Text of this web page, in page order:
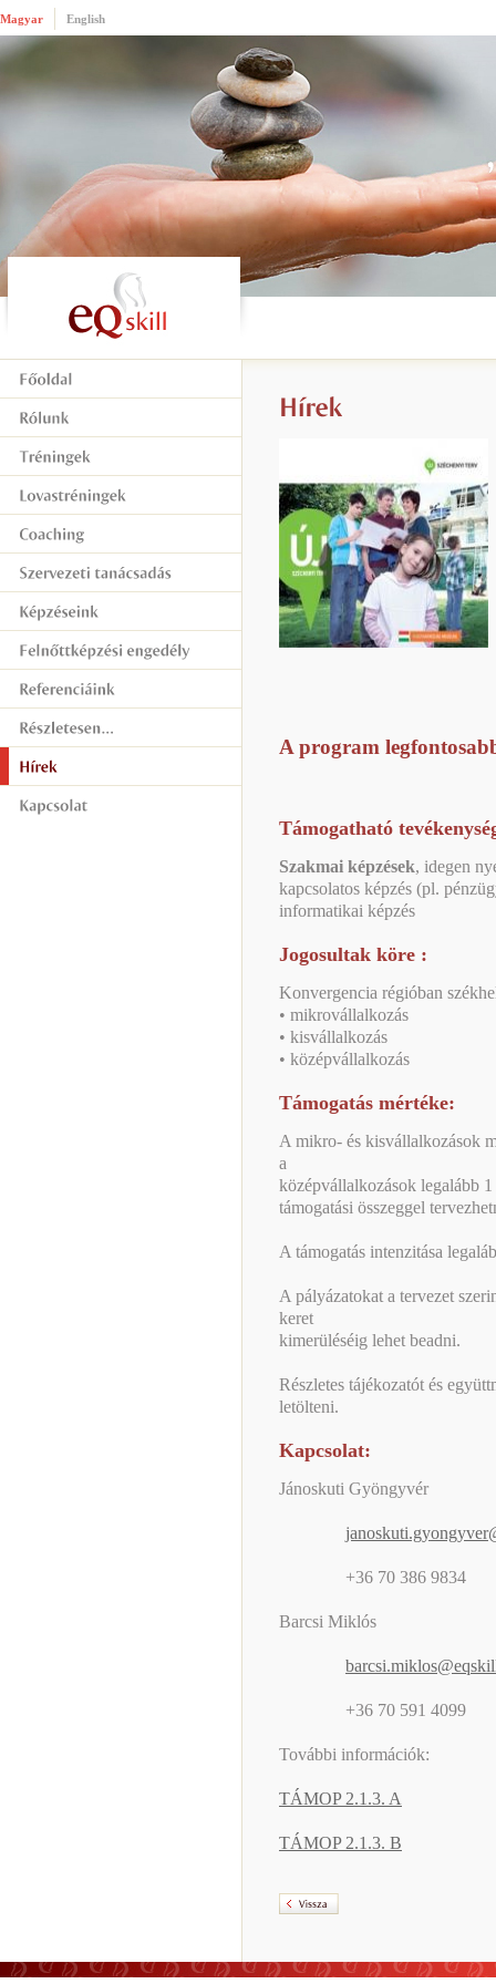
Magyar English
A program
Támogatható
Szakmai képzések, idegen
kapcsolatos képzés (pl.
informatikai képzés
Jogosultak köre :
Konvergencia régióban
• mikrovállalkozás
• kisvállalkozás
• középvállalkozás
Támogatás mértéke:
A mikro- és kisvállalkozások
a
középvállalkozások legalább
támogatási összeggel
A támogatás intenzitása
A pályázatokat a tervezet
keret
kimerüléséig lehet beadni.
Részletes tájékozatót és
letölteni.
Kapcsolat:
Jánoskuti Gyöngyvér
+36 70 386 9834
Barcsi Miklós
+36 70 591 4099
További információk:
TÁMOP 2.1.3. A
TÁMOP 2.1.3. B